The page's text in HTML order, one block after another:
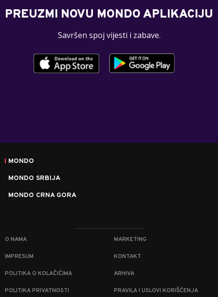
PREUZMI NOVU MONDO APLIKACIJU
Savršen spoj vijesti i zabave.
MONDO
MONDO SRBIJA
MONDO CRNA GORA
O NAMA MARKETING
IMPRESUM KONTAKT
POLITIKA O KOLAČIĆIMA ARHIVA
POLITIKA PRIVATNOSTI PRAVILA I USLOVI KORIŠĆENJA